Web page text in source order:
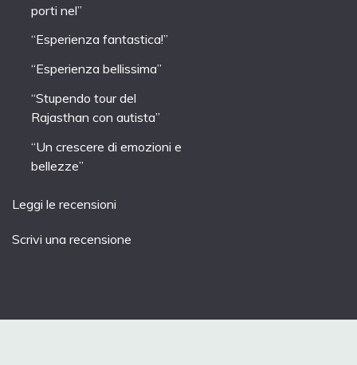
porti nel”
“Esperienza fantastica!”
“Esperienza bellissima”
“Stupendo tour del
Rajasthan con autista”
“Un crescere di emozioni e
bellezze”
Leggi le recensioni
Scrivi una recensione